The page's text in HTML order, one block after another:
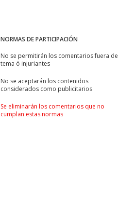
NORMAS DE PARTICIPACIÓN
No se permitirán los comentarios fuera de
tema ó injuriantes
No se aceptarán los contenidos
considerados como publicitarios
Se eliminarán los comentarios que no
cumplan estas normas